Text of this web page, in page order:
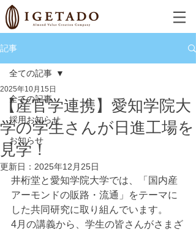
記事
全ての記事
採用お知らせ
お知らせ
全ての記事
【産官学連携】愛知学院大
学の学生さんが日進工場を
見学！
2025年10月15日
更新日： 2025年12月25日
井桁堂と愛知学院大学では、「国内産
アーモンドの販路・流通」をテーマに
した共同研究に取り組んでいます。
4月の講義から、学生の皆さんがさまざ